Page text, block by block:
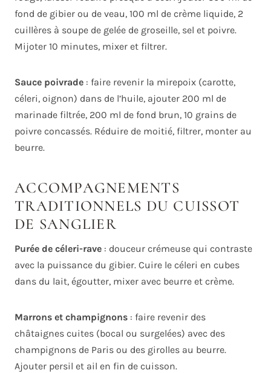
fond de gibier ou de veau, 100 ml de crème liquide, 2
cuillères à soupe de gelée de groseille, sel et poivre.
Mijoter 10 minutes, mixer et filtrer.
Sauce poivrade : faire revenir la mirepoix (carotte,
céleri, oignon) dans de l’huile, ajouter 200 ml de
marinade filtrée, 200 ml de fond brun, 10 grains de
poivre concassés. Réduire de moitié, filtrer, monter au
beurre.
ACCOMPAGNEMENTS
TRADITIONNELS DU CUISSOT
DE SANGLIER
Purée de céleri-rave : douceur crémeuse qui contraste
avec la puissance du gibier. Cuire le céleri en cubes
dans du lait, égoutter, mixer avec beurre et crème.
Marrons et champignons : faire revenir des
châtaignes cuites (bocal ou surgelées) avec des
champignons de Paris ou des girolles au beurre.
Ajouter persil et ail en fin de cuisson.